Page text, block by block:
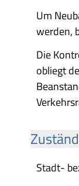
Um
werden,
Die
obliegt
Stadt-